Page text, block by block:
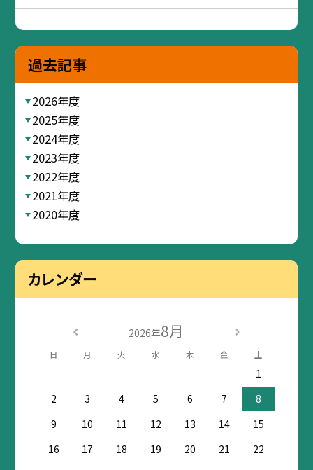
過去記事
2026年度
2025年度
2024年度
2023年度
2022年度
2021年度
2020年度
カレンダー
2026年8月
日 月 火 水 木 金 土
1
2
3 4 5 6 7
8
9
10 11 12 13 14
15
16
17 18 19 20 21
22